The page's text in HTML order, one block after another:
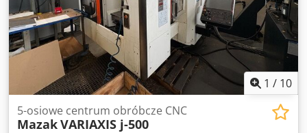
1 / 10
5-osiowe centrum obróbcze CNC
MazakVARIAXIS j-500